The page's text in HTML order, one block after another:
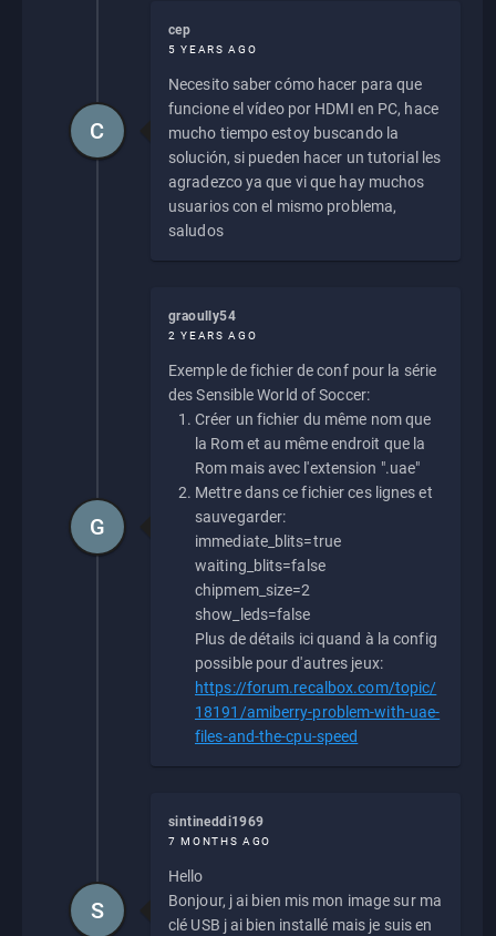
cep
5 YEARS AGO
Necesito saber cómo hacer para que
funcione el vídeo por HDMI en PC, hace
mucho tiempo estoy buscando la
solución, si pueden hacer un tutorial les
agradezco ya que vi que hay muchos
usuarios con el mismo problema,
saludos
C
graoully54
2 YEARS AGO
Exemple de fichier de conf pour la série
des Sensible World of Soccer:
Créer un fichier du même nom que
la Rom et au même endroit que la
Rom mais avec l'extension ".uae"
Mettre dans ce fichier ces lignes et
sauvegarder:
immediate_blits=true
waiting_blits=false
chipmem_size=2
show_leds=false
Plus de détails ici quand à la config
possible pour d'autres jeux:
https://forum.recalbox.com/topic/
18191/amiberry-problem-with-uae-
files-and-the-cpu-speed
G
sintineddi1969
7 MONTHS AGO
Hello
Bonjour, j ai bien mis mon image sur ma
clé USB j ai bien installé mais je suis en
S